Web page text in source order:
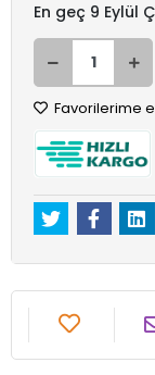
En geç 9 Eylül
Favorilerime